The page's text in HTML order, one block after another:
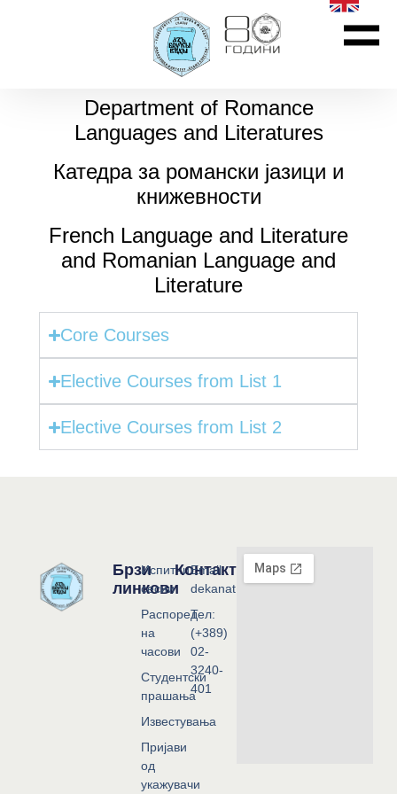
Department of Romance
Languages and Literatures
Катедра за романски јазици и
книжевности
French Language and Literature
and Romanian Language and
Literature
Core Courses
Elective Courses from List 1
Elective Courses from List 2
Брзи
линкови
Испитни
сесии
Распоред
на
часови
Студентски
прашања
Известувања
Пријави
од
укажувачи
Контакт
Email:
dekanat@flf.ukim.edu.mk
Тел:
(+389)
02-
3240-
401